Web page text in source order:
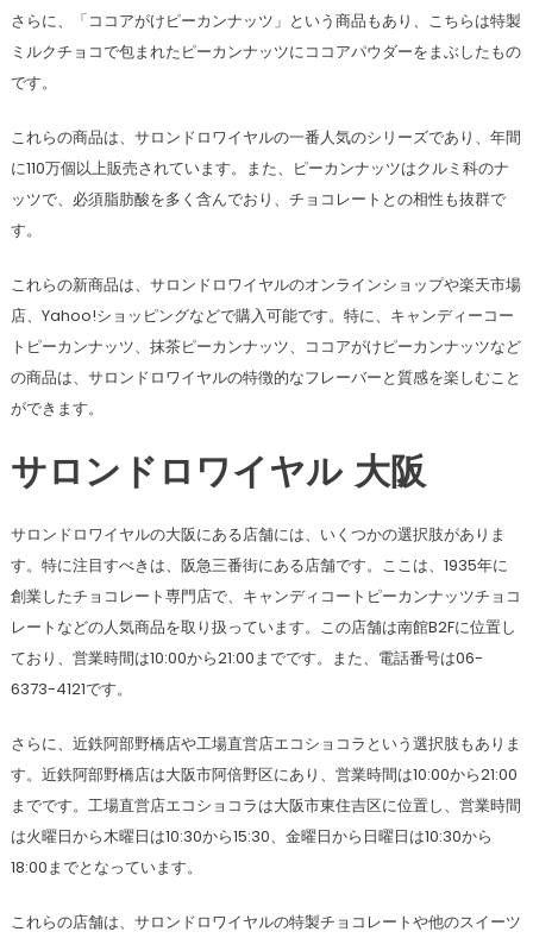
さらに、「ココアがけピーカンナッツ」という商品もあり、こちらは特製
ミルクチョコで包まれたピーカンナッツにココアパウダーをまぶしたもの
です。
これらの商品は、サロンドロワイヤルの一番人気のシリーズであり、年間
に110万個以上販売されています。また、ピーカンナッツはクルミ科のナ
ッツで、必須脂肪酸を多く含んでおり、チョコレートとの相性も抜群で
す。
これらの新商品は、サロンドロワイヤルのオンラインショップや楽天市場
店、Yahoo!ショッピングなどで購入可能です。特に、キャンディーコー
トピーカンナッツ、抹茶ピーカンナッツ、ココアがけピーカンナッツなど
の商品は、サロンドロワイヤルの特徴的なフレーバーと質感を楽しむこと
ができます​​​​​​​​。
サロンドロワイヤル 大阪
サロンドロワイヤルの大阪にある店舗には、いくつかの選択肢がありま
す。特に注目すべきは、阪急三番街にある店舗です。ここは、1935年に
創業したチョコレート専門店で、キャンディコートピーカンナッツチョコ
レートなどの人気商品を取り扱っています。この店舗は南館B2Fに位置し
ており、営業時間は10:00から21:00までです。また、電話番号は06-
6373-4121です​​。
さらに、近鉄阿部野橋店や工場直営店エコショコラという選択肢もありま
す。近鉄阿部野橋店は大阪市阿倍野区にあり、営業時間は10:00から21:00
までです。工場直営店エコショコラは大阪市東住吉区に位置し、営業時間
は火曜日から木曜日は10:30から15:30、金曜日から日曜日は10:30から
18:00までとなっています​​。
これらの店舗は、サロンドロワイヤルの特製チョコレートや他のスイーツ